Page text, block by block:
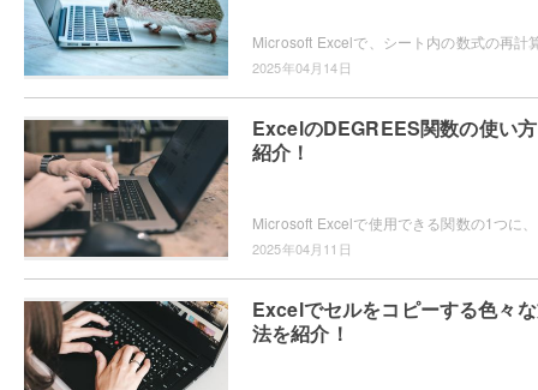
2025年04月14日
ExcelのDEGREES関数の使い
紹介！
2025年04月11日
Excelでセルをコピーする色々
法を紹介！